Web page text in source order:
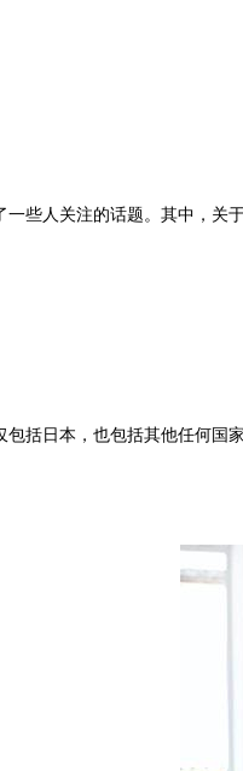
些人关注的话题。其中，关
括日本，也包括其他任何国